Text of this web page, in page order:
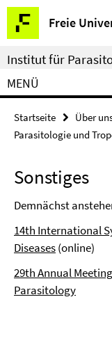
Springe
direkt
zu
Inhalt
Freie
Service-
Navigation
Institut für
MENÜ
Startseite Über
Parasitologie und
Sonstiges
Demnächst
14th International
Diseases(online)
29th Annual
Parasitology